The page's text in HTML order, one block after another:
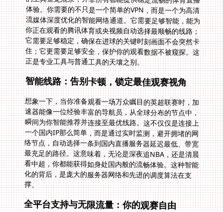
正是专业工具与普通工具的天壤之别。
智能线路：告别卡顿，锁定最佳观赛视角
想象一下，当你准备观看一场万众瞩目的英超联赛时，加
速器能像一位经验丰富的导航员，从全球分布的节点中，
瞬间为你智能推荐并连接至最优线路。这不仅仅是连接上
一个国内IP那么简单，而是通过实时监测，避开拥堵的网
络节点，自动选择一条到国内直播服务器延迟最低、带宽
最充足的路径。这意味着，无论是深夜追NBA，还是清晨
看中超，你都能获得如身处国内般的流畅体验。这种智能
化的背后，是庞大的服务器网络和先进的调度算法在支
撑。
全平台支持与无限流量：你的观赛自由